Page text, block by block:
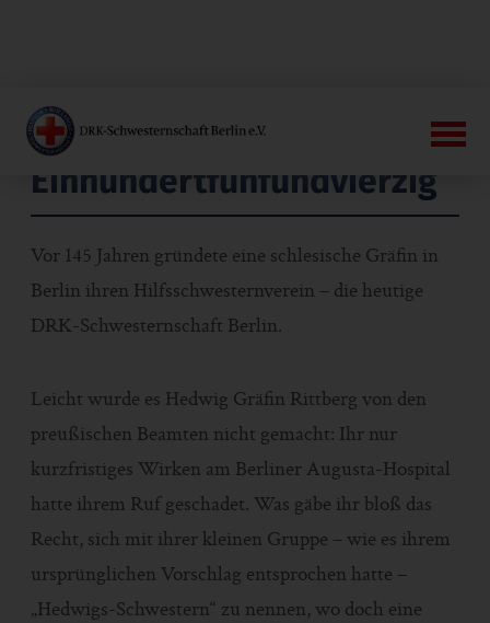
Einhundertfünfundvierzig
Vor 145 Jahren gründete eine schlesische Gräfin in
Berlin ihren Hilfsschwesternverein – die heutige
DRK-Schwesternschaft Berlin.
Leicht wurde es Hedwig Gräfin Rittberg von den
preußischen Beamten nicht gemacht: Ihr nur
kurzfristiges Wirken am Berliner Augusta-Hospital
hatte ihrem Ruf geschadet. Was gäbe ihr bloß das
Recht, sich mit ihrer kleinen Gruppe – wie es ihrem
ursprünglichen Vorschlag entsprochen hatte –
„Hedwigs-Schwestern“ zu nennen, wo doch eine